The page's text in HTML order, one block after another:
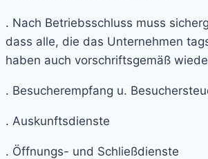
. Nach Betriebsschluss muss
dass alle, die das Unternehmen
haben auch vorschriftsgemäß
. Besucherempfang u.
. Auskunftsdienste
. Öffnungs- und Schließdienste